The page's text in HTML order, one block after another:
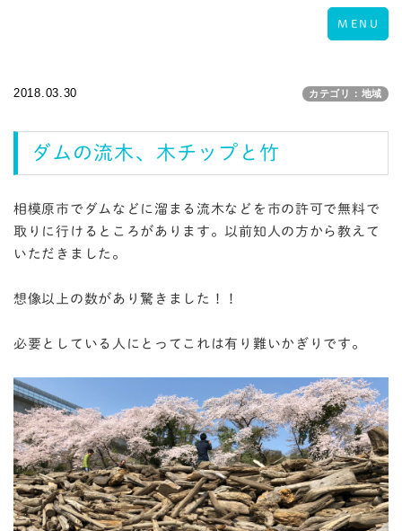
Toggle
MENU
2018.03.30 カテゴリ：地域
ダムの流木、木チップと竹
相模原市でダムなどに溜まる流木などを市の許可で無料で
取りに行けるところがあります。以前知人の方から教えて
いただきました。
想像以上の数があり驚きました！！
必要としている人にとってこれは有り難いかぎりです。